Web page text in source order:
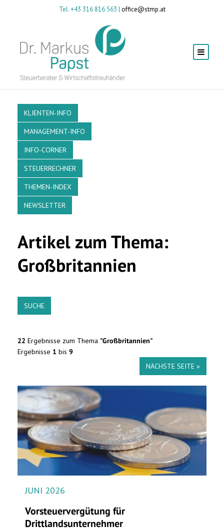
Tel. +43 316 816 563 | office@stmp.at
KLIENTEN-INFO
MANAGEMENT-INFO
INFO-CORNER
STEUERRECHNER
THEMEN-INDEX
NEWSLETTER
Artikel zum Thema:
Großbritannien
SUCHE
22 Ergebnisse zum Thema "Großbritannien"
Ergebnisse 1 bis 9
NÄCHSTE SEITE »
JUNI 2026
Vorsteuervergütung für
Drittlandsunternehmer